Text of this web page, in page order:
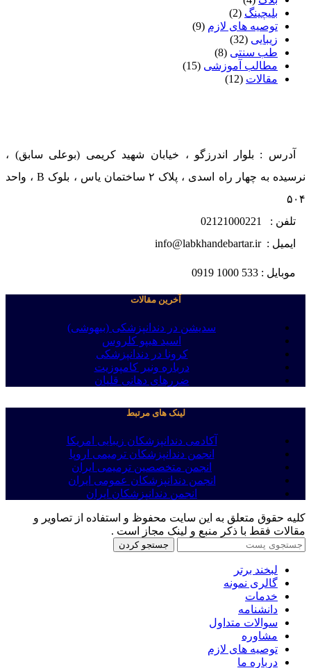
بلیچینگ (2)
توصیه های لازم (9)
زیبایی (32)
طب سنتی (8)
مطالب آموزشی (15)
مقالات (12)
آدرس : بلوار اندرزگو ، خیابان شهید کریمی (بوعلی سابق) ،
نرسیده به چهار راه اسدی ، پلاک ۲ ساختمان یاس ، بلوک B ، واحد
۵۰۴
تلفن : 02121000221
ایمیل : info@labkhandebartar.ir
موبایل : 533 1000 0919
آخرین مقالات
سدیشن در دندانپزشکی (بیهوشی)
اسید هیپو کلروس
کرونا در دندانپزشکی
درباره ونیر کامپوزیت
ضررهای دهانی قلیان
لینک های مرتبط
آکادمی دندانپزشکان زیبایی امریکا
انجمن دندانپزشکان ترمیمی اروپا
انجمن متخصصین ترمیمی ایران
انجمن دندانپزشکان عمومی ایران
انجمن دندانپزشکان ایران
کلیه حقوق متعلق به این سایت محفوظ و استفاده از تصاویر و
مقالات فقط با ذکر منبع و لینک مجاز است .
جستجو کردن
لبخند برتر
گالری نمونه
خدمات
دانشنامه
سوالات متداول
مشاوره
توصیه های لازم
درباره ما